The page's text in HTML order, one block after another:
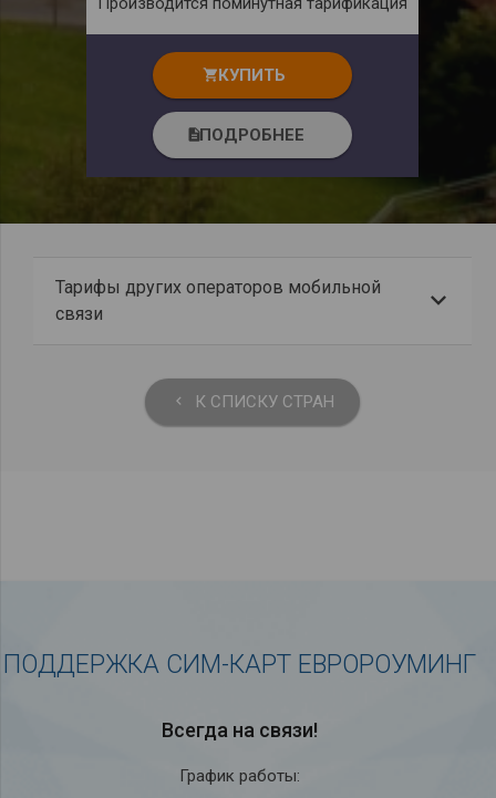
shopping_cart КУПИТЬ
descriptionПОДРОБНЕЕ
Тарифы других операторов мобильной
связи
keyboard_arrow_left К СПИСКУ СТРАН
ПОДДЕРЖКА СИМ-КАРТ ЕВРОРОУМИНГ
Всегда на связи!
График работы: